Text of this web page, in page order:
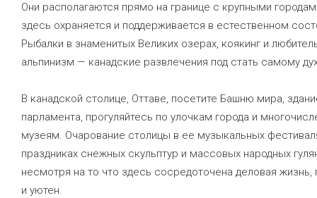
Они располагаются прямо на границе с крупными
здесь охраняется и поддерживается в естественном
Рыбалки в знаменитых Великих озерах, коякинг и
альпинизм — канадские развлечения под стать самому
В канадской столице, Оттаве, посетите Башню мира,
парламента, прогуляйтесь по улочкам города и
музеям. Очарование столицы в ее музыкальных
праздниках снежных скульптур и массовых народных
несмотря на то что здесь сосредоточена деловая жизнь,
и уютен.